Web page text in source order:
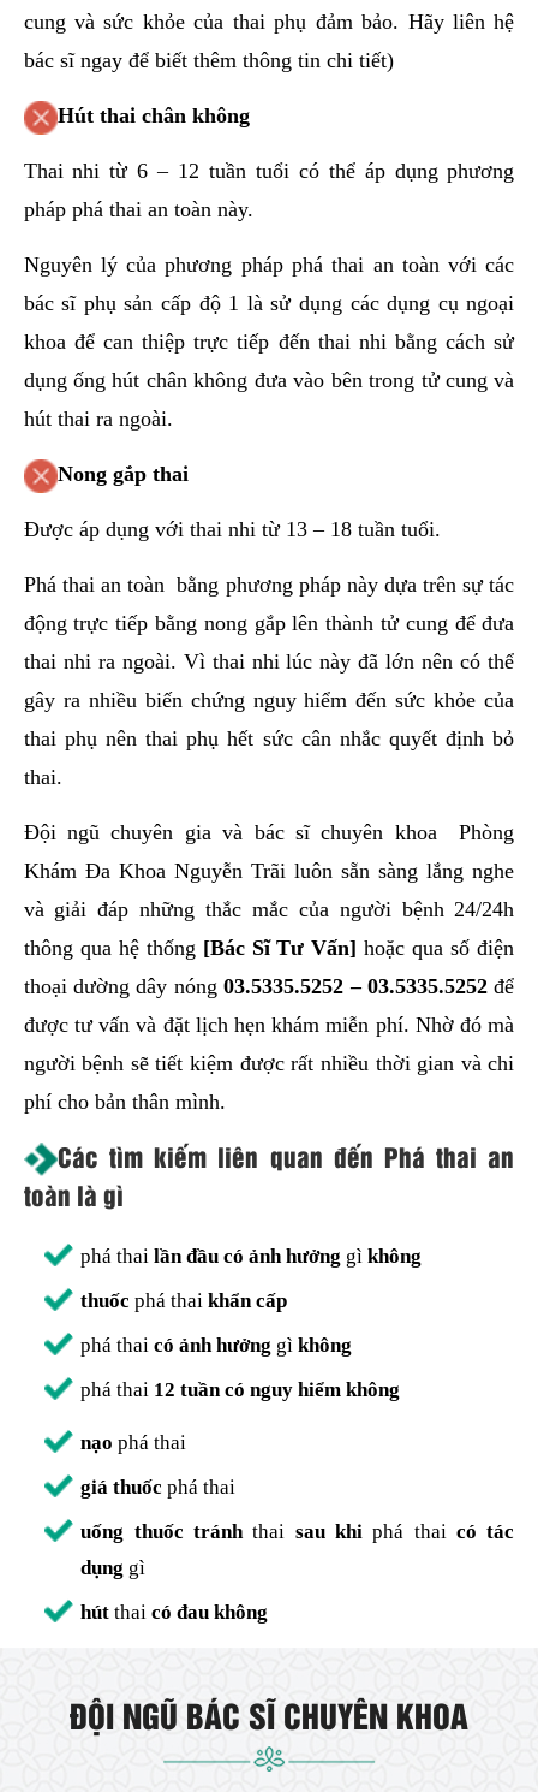
cung và sức khỏe của thai phụ đảm bảo. Hãy liên hệ
bác sĩ ngay để biết thêm thông tin chi tiết)
Hút thai chân không
Thai nhi từ 6 – 12 tuần tuổi có thể áp dụng phương
pháp phá thai an toàn này.
Nguyên lý của phương pháp phá thai an toàn với các
bác sĩ phụ sản cấp độ 1 là sử dụng các dụng cụ ngoại
khoa để can thiệp trực tiếp đến thai nhi bằng cách sử
dụng ống hút chân không đưa vào bên trong tử cung và
hút thai ra ngoài.
Nong gắp thai
Được áp dụng với thai nhi từ 13 – 18 tuần tuổi.
Phá thai an toàn bằng phương pháp này dựa trên sự tác
động trực tiếp bằng nong gắp lên thành tử cung để đưa
thai nhi ra ngoài. Vì thai nhi lúc này đã lớn nên có thể
gây ra nhiều biến chứng nguy hiểm đến sức khỏe của
thai phụ nên thai phụ hết sức cân nhắc quyết định bỏ
thai.
Đội ngũ chuyên gia và bác sĩ chuyên khoa Phòng
Khám Đa Khoa Nguyễn Trãi luôn sẵn sàng lắng nghe
và giải đáp những thắc mắc của người bệnh 24/24h
thông qua hệ thống [Bác Sĩ Tư Vấn] hoặc qua số điện
thoại dường dây nóng 03.5335.5252 –03.5335.5252 để
được tư vấn và đặt lịch hẹn khám miễn phí. Nhờ đó mà
người bệnh sẽ tiết kiệm được rất nhiều thời gian và chi
phí cho bản thân mình.
Các tìm kiếm liên quan đến Phá thai an
toàn là gì
phá thailần đầu có ảnh hưởng gìkhông
thuốc phá thaikhẩn cấp
phá thaicó ảnh hưởng gìkhông
phá thai 12 tuần có nguy hiểm không
nạo phá thai
giá thuốc phá thai
uống thuốc tránhthai sau khiphá thaicó tác
dụng gì
hút thaicó đau không
ĐỘI NGŨ BÁC SĨ CHUYÊN KHOA